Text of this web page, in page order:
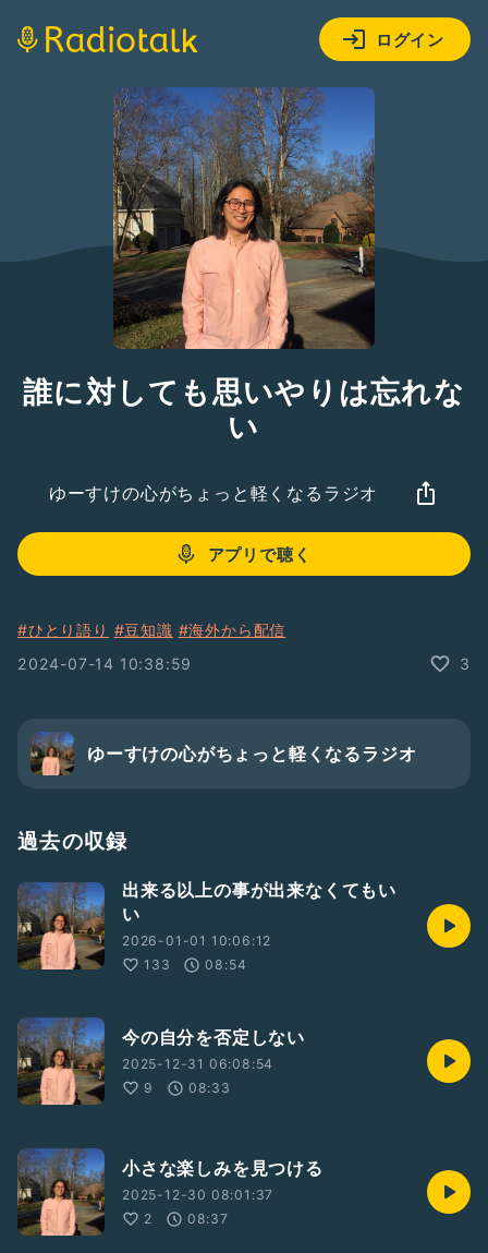
ログイン
誰に対しても思いやりは忘れな
い
ゆーすけの心がちょっと軽くなるラジオ
アプリで聴く
#ひとり語り #豆知識 #海外から配信
2024-07-14 10:38:59
3
ゆーすけの心がちょっと軽くなるラジオ
過去の収録
出来る以上の事が出来なくてもい
い
2026-01-01 10:06:12
133
08:54
今の自分を否定しない
2025-12-31 06:08:54
9
08:33
小さな楽しみを見つける
2025-12-30 08:01:37
2
08:37